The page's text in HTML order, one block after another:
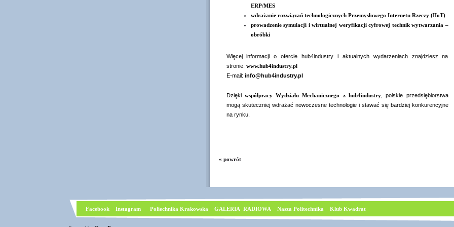
ERP/MES
wdrażanie rozwiązań technologicznych Przemysłowego Internetu Rzeczy (IIoT)
prowadzenie symulacji i wirtualnej weryfikacji cyfrowej technik wytwarzania –
obróbki
Więcej informacji o ofercie hub4industry i aktualnych wydarzeniach znajdziesz na
stronie: www.hub4industry.pl
E-mail: info@hub4industry.pl
Dzięki współpracy Wydziału Mechanicznego z hub4industry, polskie przedsiębiorstwa
mogą skuteczniej wdrażać nowoczesne technologie i stawać się bardziej konkurencyjne
na rynku.
« powrót
Facebook Instagram Poliechnika Krakowska GALERIA RADIOWA Nasza Politechnika Klub Kwadrat©